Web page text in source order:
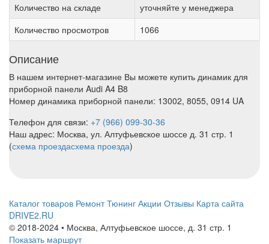
Количество на складе
уточняйте у менеджера
Количество просмотров
1066
Описание
В нашем интернет-магазине Вы можете купить динамик для
приборной панели Audi A4 B8
Номер динамика приборной панели: 13002, 8055, 0914 UA
Телефон для связи: +7 (966) 099-30-36
Наш адрес: Москва, ул. Алтуфьевское шоссе д. 31 стр. 1
(схема проездасхема проезда)
Каталог товаров Ремонт Тюнинг Акции Отзывы Карта сайта
DRIVE2.RU
© 2018-2024 • Москва, Алтуфьевское шоссе, д. 31 стр. 1
Показать маршрут